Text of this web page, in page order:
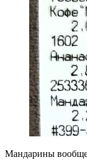
Мандарины